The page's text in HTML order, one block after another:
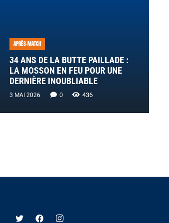
APRÈS-MATCH
34 ANS DE LA BUTTE PAILLADE :
LA MOSSON EN FEU POUR UNE
DERNIÈRE INOUBLIABLE
3 MAI 2026 0 436